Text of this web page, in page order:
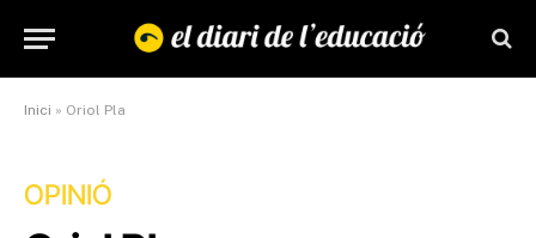
Inici » Oriol Pla
OPINIÓ